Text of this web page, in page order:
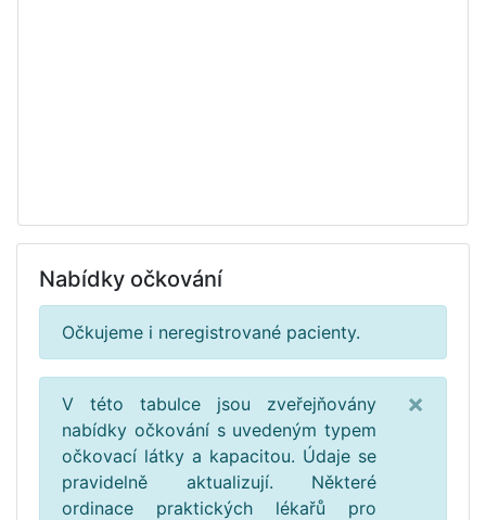
Nabídky očkování
Očkujeme i neregistrované pacienty.
V této tabulce jsou zveřejňovány
nabídky očkování s uvedeným typem
očkovací látky a kapacitou. Údaje se
pravidelně aktualizují. Některé
ordinace praktických lékařů pro
×